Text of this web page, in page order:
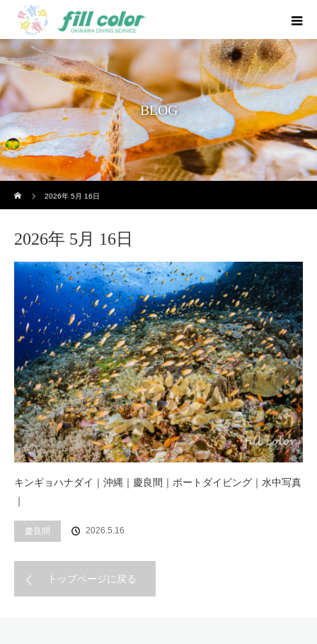
BLOG
2026年 5月 16日
2026年 5月 16日
キンギョハナダイ｜沖縄｜慶良間｜ボートダイビング｜水中写真
｜
慶良間 2026.5.16
トップページに戻る